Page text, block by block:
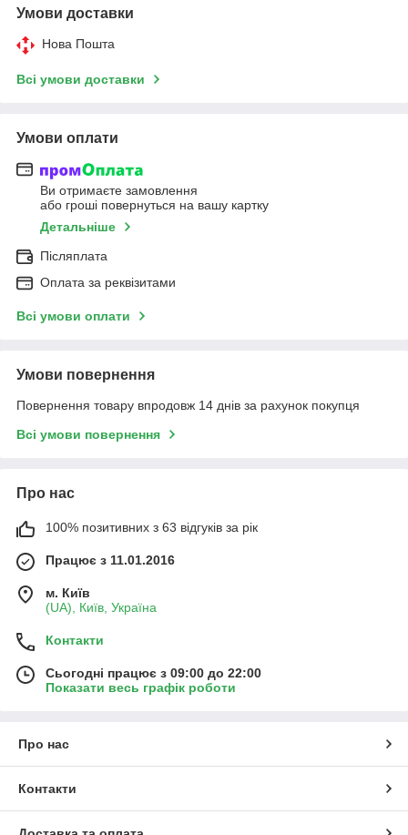
Умови доставки
Нова Пошта
Всі умови доставки
Умови оплати
Ви отримаєте замовлення
або гроші повернуться на вашу картку
Детальніше
Післяплата
Оплата за реквізитами
Всі умови оплати
Умови повернення
Повернення товару впродовж 14 днів за рахунок покупця
Всі умови повернення
Про нас
100% позитивних з 63 відгуків за рік
Працює з 11.01.2016
м. Київ
(UA), Київ, Україна
Контакти
Сьогодні працює з 09:00 до 22:00
Показати весь графік роботи
Про нас
Контакти